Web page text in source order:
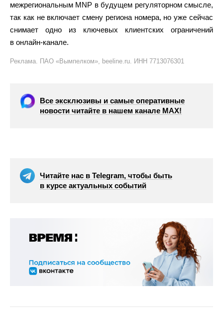
межрегиональным MNP в будущем регуляторном смысле,
так как не включает смену региона номера, но уже сейчас
снимает одно из ключевых клиентских ограничений
в онлайн-канале.
Реклама. ПАО «Вымпелком», beeline.ru. ИНН 7713076301
Все эксклюзивы и самые оперативные
новости читайте в нашем канале МАХ!
Читайте нас в Telegram, чтобы быть
в курсе актуальных событий